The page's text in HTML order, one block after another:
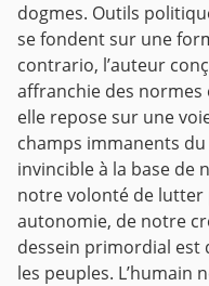
dogmes. Outils
se fondent sur une
contrario, l’auteur
affranchie des normes
elle repose sur une
champs immanents
invincible à la base de
notre volonté de
autonomie, de notre
dessein primordial
les peuples. L’humain